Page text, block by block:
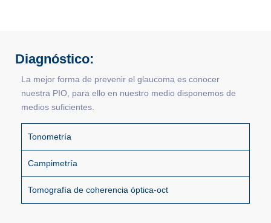
Diagnóstico:
La mejor forma de prevenir el glaucoma es conocer
nuestra PIO, para ello en nuestro medio disponemos de
medios suficientes.
Tonometría
Campimetría
Tomografía de coherencia óptica-oct